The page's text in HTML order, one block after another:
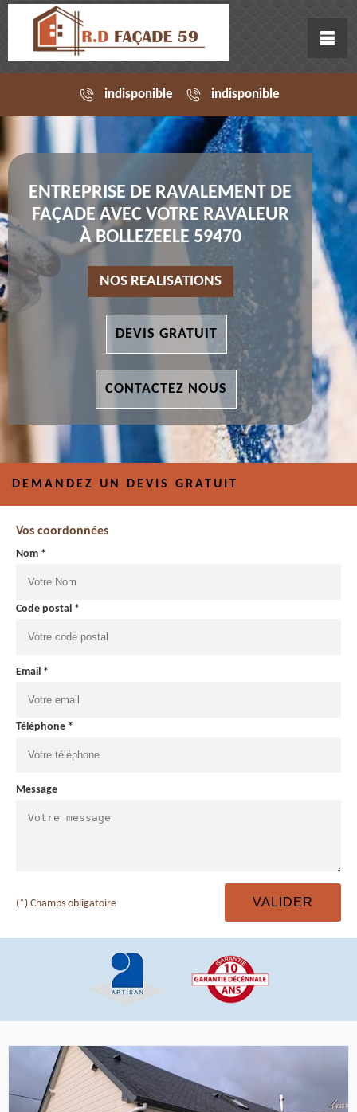
indisponible indisponible
ENTREPRISE DE RAVALEMENT DE
FAÇADE AVEC VOTRE RAVALEUR
À BOLLEZEELE 59470
NOS REALISATIONS
DEVIS GRATUIT
CONTACTEZ NOUS
DEMANDEZ UN DEVIS GRATUIT
Vos coordonnées
Nom *
Code postal *
Email *
Téléphone *
Message
(*) Champs obligatoire